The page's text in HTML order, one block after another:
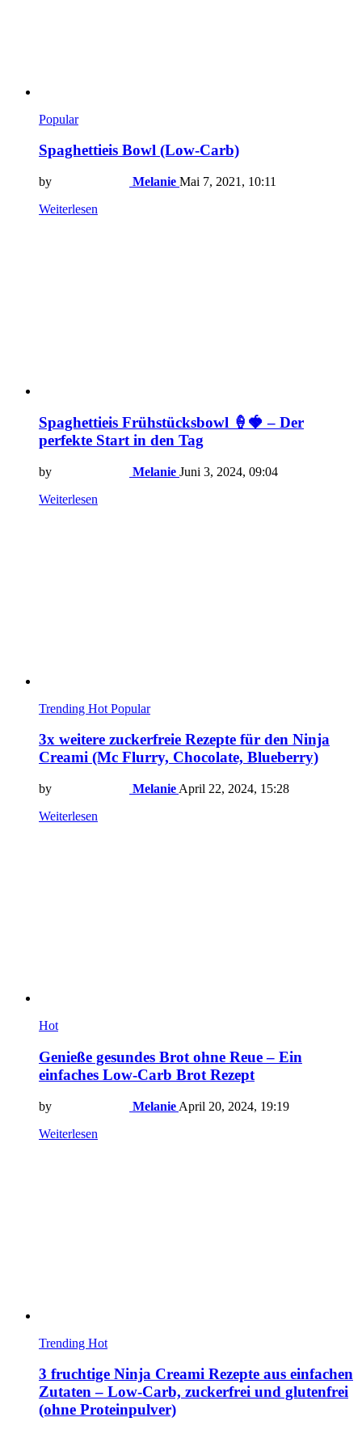
Popular
Spaghettieis Bowl (Low-Carb)
by Melanie Mai 7, 2021, 10:11
Weiterlesen
Spaghettieis Frühstücksbowl 🍦🍓 – Der
perfekte Start in den Tag
by Melanie Juni 3, 2024, 09:04
Weiterlesen
Trending Hot Popular
3x weitere zuckerfreie Rezepte für den Ninja
Creami (Mc Flurry, Chocolate, Blueberry)
by Melanie April 22, 2024, 15:28
Weiterlesen
Hot
Genieße gesundes Brot ohne Reue – Ein
einfaches Low-Carb Brot Rezept
by Melanie April 20, 2024, 19:19
Weiterlesen
Trending Hot
3 fruchtige Ninja Creami Rezepte aus einfachen
Zutaten – Low-Carb, zuckerfrei und glutenfrei
(ohne Proteinpulver)